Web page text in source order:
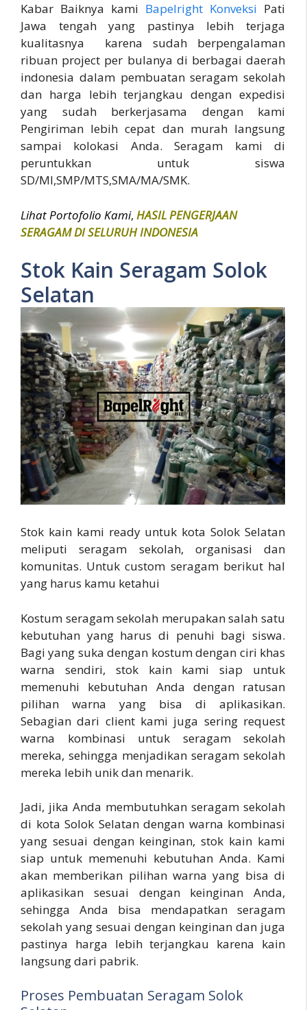
Kabar Baiknya kami Bapelright Konveksi Pati
Jawa tengah yang pastinya lebih terjaga
kualitasnya karena sudah berpengalaman
ribuan project per bulanya di berbagai daerah
indonesia dalam pembuatan seragam sekolah
dan harga lebih terjangkau dengan expedisi
yang sudah berkerjasama dengan kami
Pengiriman lebih cepat dan murah langsung
sampai kolokasi Anda. Seragam kami di
peruntukkan untuk siswa
SD/MI,SMP/MTS,SMA/MA/SMK.
Lihat Portofolio Kami, HASIL PENGERJAAN
SERAGAM DI SELURUH INDONESIA
Stok Kain Seragam Solok
Selatan
Stok kain kami ready untuk kota Solok Selatan
meliputi seragam sekolah, organisasi dan
komunitas. Untuk custom seragam berikut hal
yang harus kamu ketahui
Kostum seragam sekolah merupakan salah satu
kebutuhan yang harus di penuhi bagi siswa.
Bagi yang suka dengan kostum dengan ciri khas
warna sendiri, stok kain kami siap untuk
memenuhi kebutuhan Anda dengan ratusan
pilihan warna yang bisa di aplikasikan.
Sebagian dari client kami juga sering request
warna kombinasi untuk seragam sekolah
mereka, sehingga menjadikan seragam sekolah
mereka lebih unik dan menarik.
Jadi, jika Anda membutuhkan seragam sekolah
di kota Solok Selatan dengan warna kombinasi
yang sesuai dengan keinginan, stok kain kami
siap untuk memenuhi kebutuhan Anda. Kami
akan memberikan pilihan warna yang bisa di
aplikasikan sesuai dengan keinginan Anda,
sehingga Anda bisa mendapatkan seragam
sekolah yang sesuai dengan keinginan dan juga
pastinya harga lebih terjangkau karena kain
langsung dari pabrik.
Proses Pembuatan Seragam Solok